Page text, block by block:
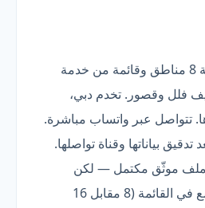
«الجزيرة» صاحبة تغطية 8 مناطق وقائمة من خدمة
فلل وقصور. تخدم دبي،
تتواصل عبر واتساب مباشرة.
بياناتها وقناة تواصلها.
موثّق مكتمل — لكن
تغطيتها أضيق من الأوسع في القائمة (8 مقابل 16